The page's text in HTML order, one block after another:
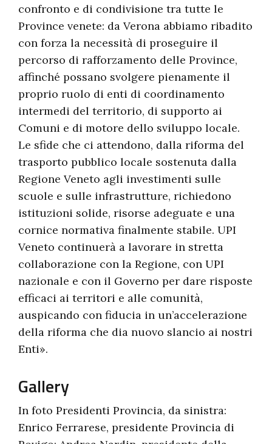
confronto e di condivisione tra tutte le
Province venete: da Verona abbiamo ribadito
con forza la necessità di proseguire il
percorso di rafforzamento delle Province,
affinché possano svolgere pienamente il
proprio ruolo di enti di coordinamento
intermedi del territorio, di supporto ai
Comuni e di motore dello sviluppo locale.
Le sfide che ci attendono, dalla riforma del
trasporto pubblico locale sostenuta dalla
Regione Veneto agli investimenti sulle
scuole e sulle infrastrutture, richiedono
istituzioni solide, risorse adeguate e una
cornice normativa finalmente stabile. UPI
Veneto continuerà a lavorare in stretta
collaborazione con la Regione, con UPI
nazionale e con il Governo per dare risposte
efficaci ai territori e alle comunità,
auspicando con fiducia in un’accelerazione
della riforma che dia nuovo slancio ai nostri
Enti».
Gallery
In foto Presidenti Provincia, da sinistra:
Enrico Ferrarese, presidente Provincia di